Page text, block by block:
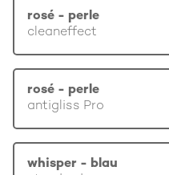
rosé - perle
cleaneffect
rosé - perle
antigliss Pro
whisper - blau